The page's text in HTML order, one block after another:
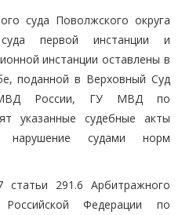
суда Поволжского округа
первой инстанции и
инстанции оставлены в
поданной в Верховный Суд
МВД России, ГУ МВД по
указанные судебные акты
судами норм
291.6 Арбитражного
Российской Федерации по